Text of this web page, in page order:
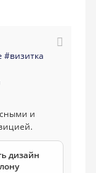
#визитка
дизайн